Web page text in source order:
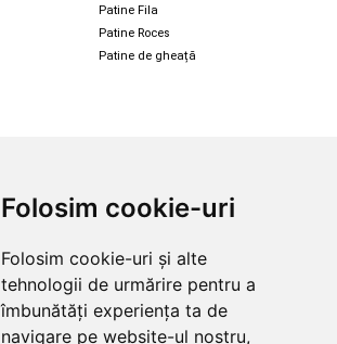
Folosim cookie-uri
Folosim cookie-uri și alte
tehnologii de urmărire pentru a
îmbunătăți experiența ta de
navigare pe website-ul nostru,
Patine Fila
Patine Roces
Patine de gheață
Echipament snowboard
Skate & longboard
Santa Cruz
Enuff Skateboards